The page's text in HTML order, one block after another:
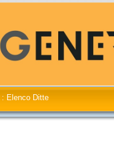
: Elenco Ditte